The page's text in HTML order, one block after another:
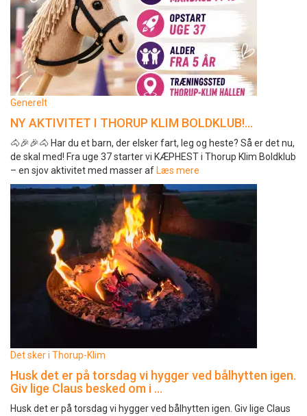
Generelt
NY AKTIVITET I THORUP KLIM BOLDKLUB!…
🐴🎉🎉🐴 Har du et barn, der elsker fart, leg og heste? Så er det nu,
de skal med! Fra uge 37 starter vi KÆPHEST i Thorup Klim Boldklub
– en sjov aktivitet med masser af Læs mere
Det sker i Thorup-Klim
Husk det er på torsdag vi hygger ved bålhytten igen.
Giv lige Claus besked om i …
Husk det er på torsdag vi hygger ved bålhytten igen. Giv lige Claus